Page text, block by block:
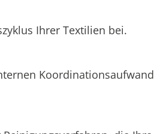
Ihrer Textilien bei.
Koordinationsaufwand